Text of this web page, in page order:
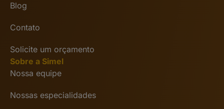
Blog
Contato
Solicite um orçamento
Sobre a Simel
Nossa equipe
Nossas especialidades